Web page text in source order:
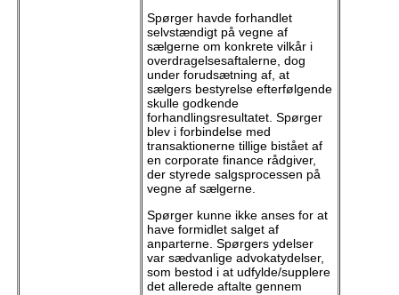
Spørger havde forhandlet
selvstændigt på vegne af
sælgerne om konkrete vilkår i
overdragelsesaftalerne, dog
under forudsætning af, at
sælgers bestyrelse efterfølgende
skulle godkende
forhandlingsresultatet. Spørger
blev i forbindelse med
transaktionerne tillige bistået af
en corporate finance rådgiver,
der styrede salgsprocessen på
vegne af sælgerne.
Spørger kunne ikke anses for at
have formidlet salget af
anparterne. Spørgers ydelser
var sædvanlige advokatydelser,
som bestod i at udfylde/supplere
det allerede aftalte gennem